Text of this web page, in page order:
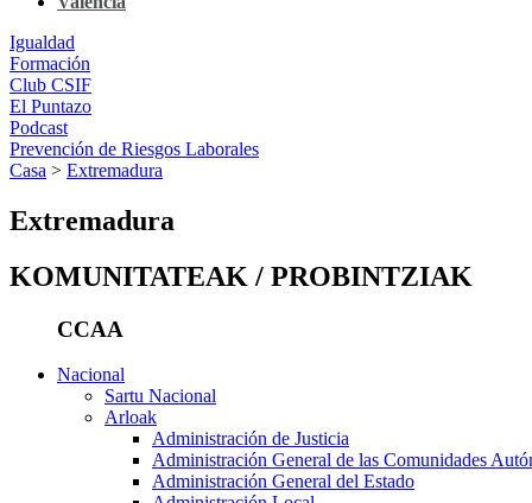
Igualdad
Formación
Club CSIF
El Puntazo
Podcast
Prevención de Riesgos Laborales
Casa > Extremadura
Extremadura
KOMUNITATEAK / PROBINTZIAK
CCAA
Nacional
Sartu Nacional
Arloak
Administración de Justicia
Administración General de las Comunidades
Administración General del Estado